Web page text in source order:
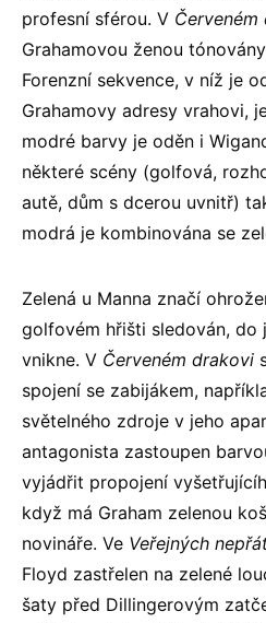
profesní sférou. V Červeném
Grahamovou ženou
Forenzní sekvence, v níž je
Grahamovy adresy vrahovi,
modré barvy je oděn i
některé scény (golfová,
autě, dům s dcerou uvnitř)
modrá je kombinována se
Zelená u Manna značí
golfovém hřišti sledován, do
vnikne. V Červeném drakovi
spojení se zabijákem,
světelného zdroje v jeho
antagonista zastoupen
vyjádřit propojení
když má Graham zelenou
novináře. Ve Veřejných
Floyd zastřelen na zelené
šaty před Dillingerovým